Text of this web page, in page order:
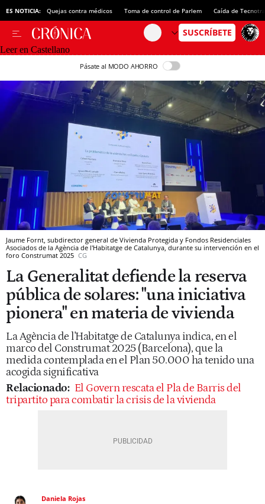
ES NOTICIA: Quejas contra médicos Toma de control de Parlem Caída de
Leer en Castellano
Pásate al MODO AHORRO
Jaume Fornt, subdirector general de Vivienda Protegida y Fondos Residenciales
Asociados de la Agència de l'Habitatge de Catalunya, durante su intervención en el
foro Construmat 2025 CG
La Generalitat defiende la reserva
pública de solares: "una iniciativa
pionera" en materia de vivienda
La Agència de l'Habitatge de Catalunya indica, en el
marco del Construmat 2025 (Barcelona), que la
medida contemplada en el Plan 50.000 ha tenido una
acogida significativa
Relacionado: El Govern rescata el Pla de Barris del
tripartito para combatir la crisis de la vivienda
Daniela Rojas